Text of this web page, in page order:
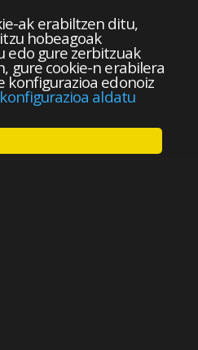
ak erabiltzen ditu,
hobeagoak
edo gure zerbitzuak
gure cookie-n erabilera
konfigurazioa edonoiz
aldatu